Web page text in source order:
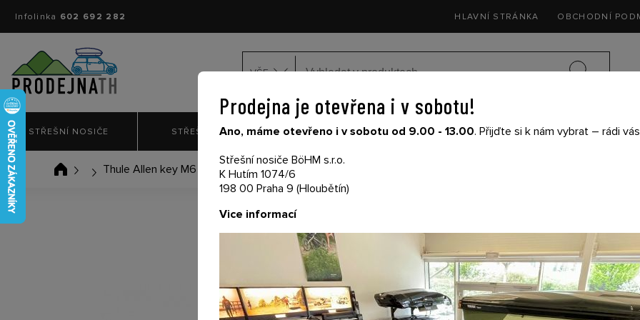
Infolinka 602 692 282 HLAVNÍ STRÁNKA OBCHODNÍ
VŠE
STŘEŠNÍ NOSIČE STŘEŠNÍ BOXY NOSIČE NA KOLA DĚTSKÉ KOČÁRKY
SEDAČKY DO
THULE
Thule Allen key M6 50243
Cena s DPH:
Prodejna je otevřena i v sobotu!
Ano, máme otevřeno i v sobotu od 9.00 - 13.00. Přijďte si k nám vybrat – rádi
Střešní nosiče BöHM s.r.o.
K Hutím 1074/6
198 00 Praha 9 (Hloubětín)
Vice informací